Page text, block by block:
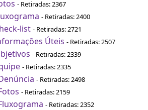
- Retiradas: 2367
- Retiradas: 2400
list - Retiradas: 2721
Úteis - Retiradas: 2507
- Retiradas: 2339
- Retiradas: 2335
- Retiradas: 2498
- Retiradas: 2159
- Retiradas: 2352